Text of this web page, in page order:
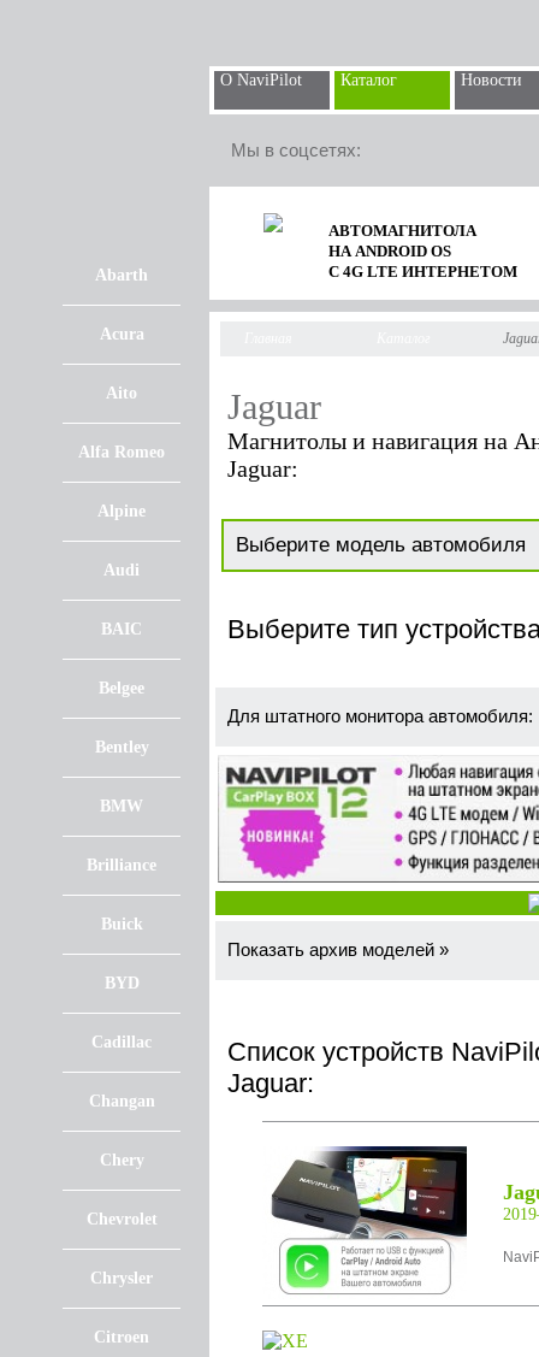
О NaviPilot Каталог Новости
Мы в соцсетях:
Abarth
Acura
Aito
Alfa Romeo
Alpine
Audi
BAIC
Belgee
Bentley
BMW
Brilliance
Buick
BYD
Cadillac
Changan
Chery
Chevrolet
Chrysler
Citroen
АВТОМАГНИТОЛА
НА ANDROID OS
С 4G LTE ИНТЕРНЕТОМ
Jaguar
Магнитолы и навигация на
Jaguar:
Выберите тип
Для штатного монитора автомобиля:
Показать архив моделей »
Список устройств
Jaguar: